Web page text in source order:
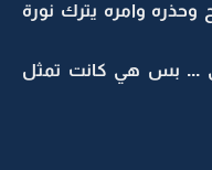
وامره يترك نورة
... بس هي كانت تمثل